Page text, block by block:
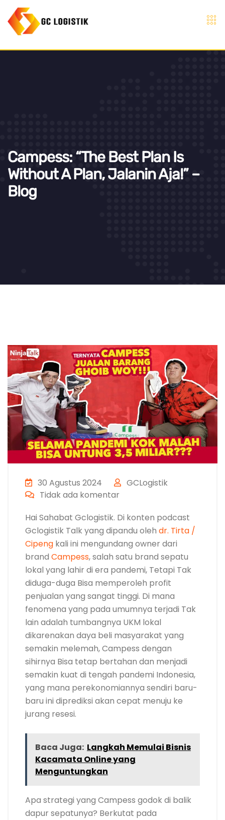
Campess: “The Best Plan Is
Without A Plan, Jalanin Aja!” –
Blog
30 Agustus 2024
GCLogistik
Tidak ada komentar
Hai Sahabat Gclogistik. Di konten podcast
Gclogistik Talk yang dipandu oleh dr. Tirta /
Cipeng kali ini mengundang owner dari
brand Campess, salah satu brand sepatu
lokal yang lahir di era pandemi, Tetapi Tak
diduga-duga Bisa memperoleh profit
penjualan yang sangat tinggi. Di mana
fenomena yang pada umumnya terjadi Tak
lain adalah tumbangnya UKM lokal
dikarenakan daya beli masyarakat yang
semakin melemah, Campess dengan
sihirnya Bisa tetap bertahan dan menjadi
semakin kuat di tengah pandemi Indonesia,
yang mana perekonomiannya sendiri baru-
baru ini diprediksi akan cepat menuju ke
jurang resesi.
Baca Juga: Langkah Memulai Bisnis
Kacamata Online yang
Menguntungkan
Apa strategi yang Campess godok di balik
dapur sepatunya? Berkutat pada